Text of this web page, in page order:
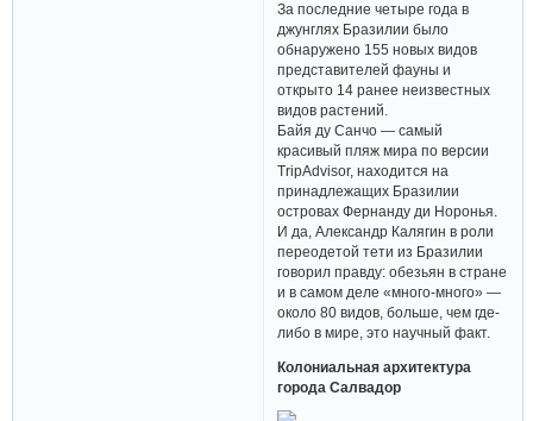
За последние четыре года в
джунглях Бразилии было
обнаружено 155 новых видов
представителей фауны и
открыто 14 ранее неизвестных
видов растений.
Байя ду Санчо — самый
красивый пляж мира по версии
TripAdvisor, находится на
принадлежащих Бразилии
островах Фернанду ди Норонья.
И да, Александр Калягин в роли
переодетой тети из Бразилии
говорил правду: обезьян в стране
и в самом деле «много-много» —
около 80 видов, больше, чем где-
либо в мире, это научный факт.
Колониальная архитектура
города Салвадор